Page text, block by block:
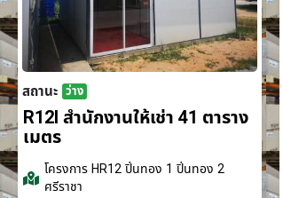
สถานะ ว่าง
R12I สำนักงานให้เช่า 41 ตาราง
เมตร
โครงการHR12 ปิ่นทอง 1 ปิ่นทอง 2
ศรีราชา